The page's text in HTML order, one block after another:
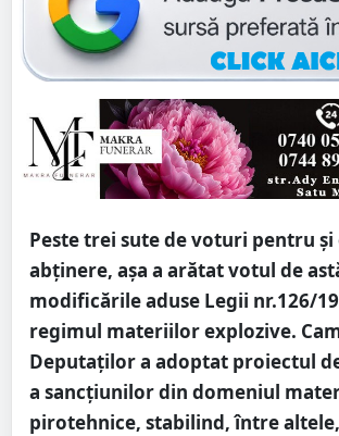
Peste trei sute de voturi pentru și
abținere, așa a arătat votul de
modificările aduse Legii nr.126/
regimul materiilor explozive.
Deputaţilor a adoptat proiectul
a sancţiunilor din domeniul
pirotehnice, stabilind, între